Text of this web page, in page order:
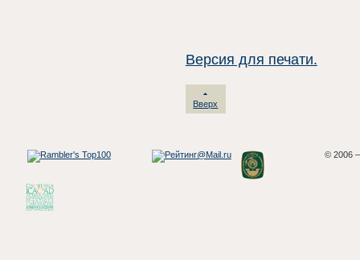
Версия для печати.
Вверх
© 2006